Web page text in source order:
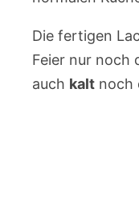
Die fertigen
Feier nur noch
auch kalt noch